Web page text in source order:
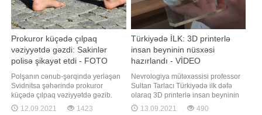
Prokuror küçədə çılpaq
vəziyyətdə gəzdi: Sakinlər
polisə şikayət etdi - FOTO
Polşanın cənub-şərqində yerləşən
Svidnitsa şəhərində prokuror
küçədə çılpaq vəziyyətdə gəzib.
Ətrafdakı insanların çəkdiyi
12.09.2021 1423
Türkiyədə İLK: 3D printerlə
insan beyninin nüsxəsi
hazırlandı - VİDEO
Nevrologiya mütəxəssisi professor
Sultan Tarlacı Türkiyədə ilk dəfə
olaraq 3D printerlə insan beyninin
dəqiq nüsxəsini hazırlayıb. Oxu.a-a
13.09.2021 490